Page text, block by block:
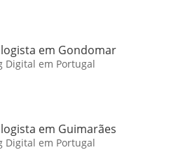
em Gondomar
Digital em Portugal
em Guimarães
Digital em Portugal